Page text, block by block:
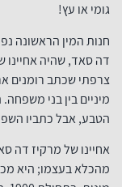
גומי או עץ!
דה סאד, שהיה
צרפתי שכתב רומנים
מיניים בין בני
הטבע, אבל כתביו
אחיינו של מרקיז דה
מהכלא בעצמו; היא